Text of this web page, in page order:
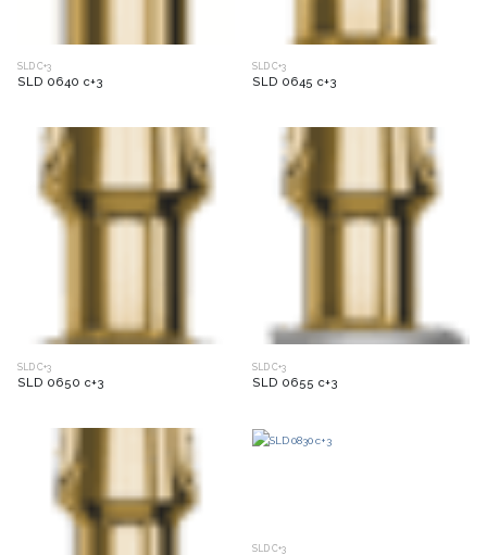
SLD C+3
SLD 0640 c+3
SLD C+3
SLD 0645 c+3
SLD C+3
SLD 0650 c+3
SLD C+3
SLD 0655 c+3
SLD C+3